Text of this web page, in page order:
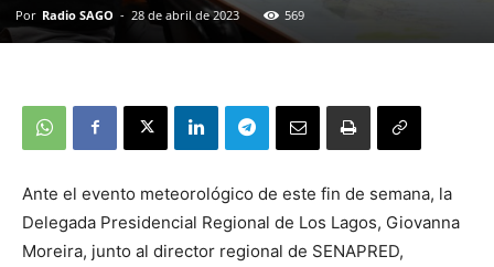
Por Radio SAGO - 28 de abril de 2023 569
Ante el evento meteorológico de este fin de semana, la
Delegada Presidencial Regional de Los Lagos, Giovanna
Moreira, junto al director regional de SENAPRED,